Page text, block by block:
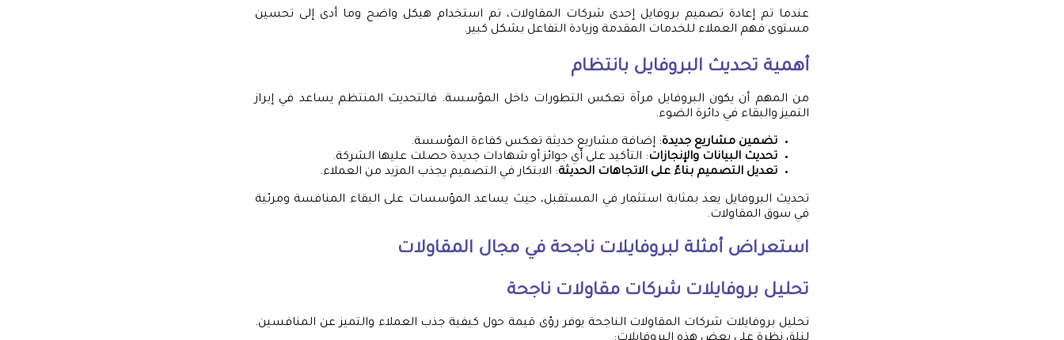
عندما تم إعادة تصميم بروفايل إحدى شركات المقاولات، تم استخدام هيكل واضح وما أدى إلى تحسين
مستوى فهم العملاء للخدمات المقدمة وزيادة التفاعل بشكل كبير.
أهمية تحديث البروفايل بانتظام
من المهم أن يكون البروفايل مرآة تعكس التطورات داخل المؤسسة. فالتحديث المنتظم يساعد في إبراز
التميز والبقاء في دائرة الضوء.
تضمين مشاريع جديدة: إضافة مشاريع حديثة تعكس كفاءة المؤسسة.
تحديث البيانات والإنجازات: التأكيد على أي جوائز أو شهادات جديدة حصلت عليها الشركة.
تعديل التصميم بناءً على الاتجاهات الحديثة: الابتكار في التصميم يجذب المزيد من العملاء.
تحديث البروفايل يعد بمثابة استثمار في المستقبل، حيث يساعد المؤسسات على البقاء المنافسة ومرئية
في سوق المقاولات.
استعراض أمثلة لبروفايلات ناجحة في مجال المقاولات
تحليل بروفايلات شركات مقاولات ناجحة
تحليل بروفايلات شركات المقاولات الناجحة يوفر رؤى قيمة حول كيفية جذب العملاء والتميز عن المنافسين.